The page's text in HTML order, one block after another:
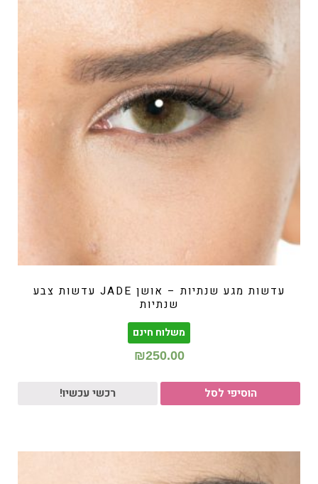
עדשות מגע שנתיות – אושן JADE עדשות צבע
שנתיות
משלוח חינם
₪250.00
הוסיפי לסל רכשי עכשיו!